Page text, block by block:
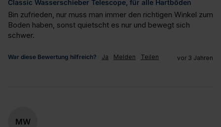
Classic Wasserschieber Telescope, für alle Hartböden
Bin zufrieden, nur muss man immer den richtigen Winkel zum
Boden haben, sonst quietscht es nur und bewegt sich
schwer.
War diese Bewertung hilfreich? Ja Melden Teilen vor 3 Jahren
MW